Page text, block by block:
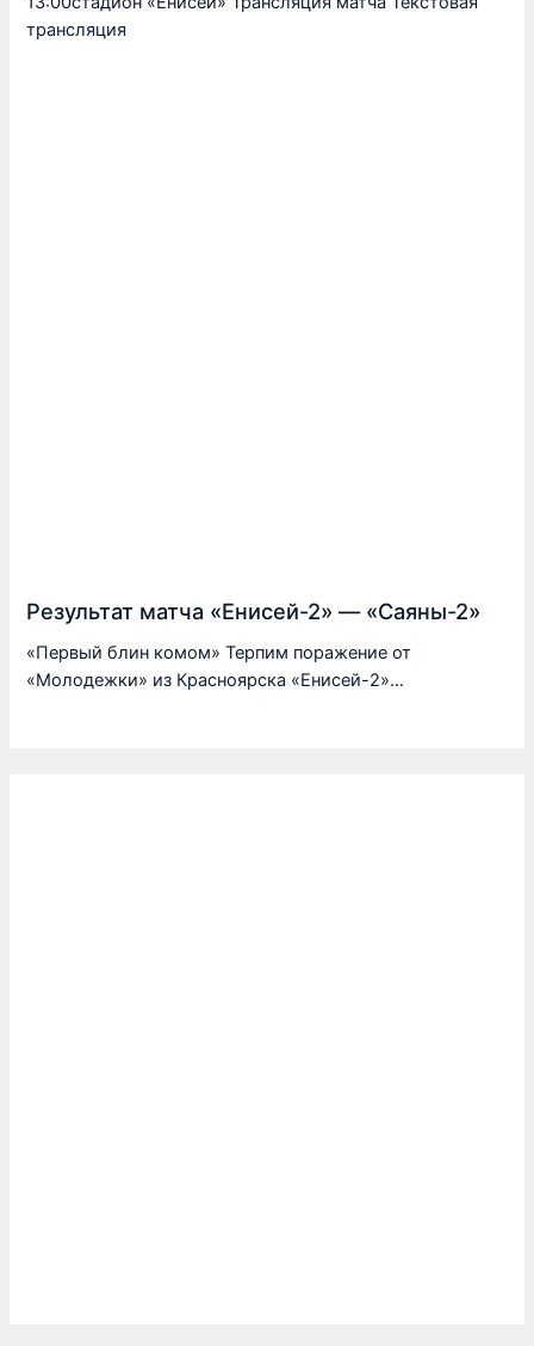
трансляция
Результат матча «Енисей-2» — «Саяны-2»
«Первый блин комом» Терпим поражение от
«Молодежки» из Красноярска «Енисей-2»…